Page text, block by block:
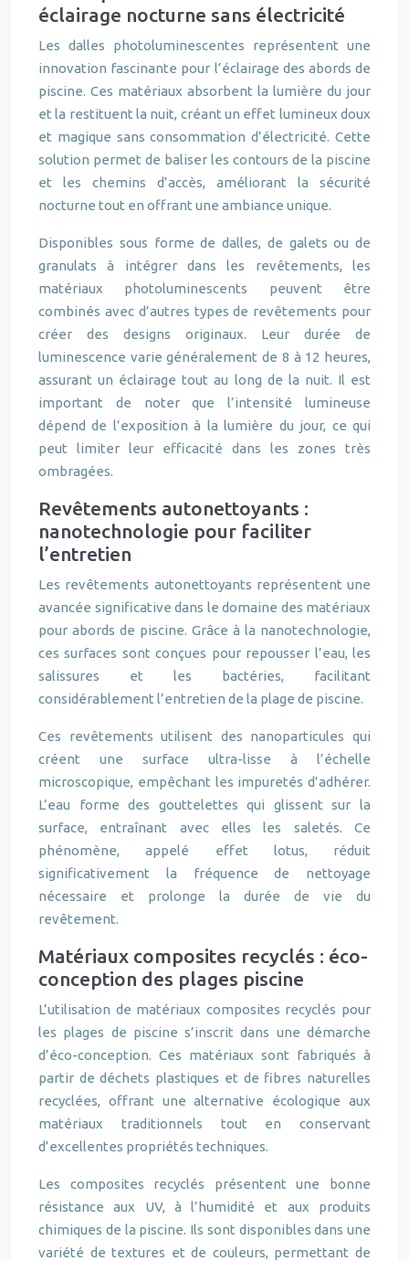
éclairage nocturne sans électricité
Les dalles photoluminescentes représentent une
innovation fascinante pour l’éclairage des abords de
piscine. Ces matériaux absorbent la lumière du jour
et la restituent la nuit, créant un effet lumineux doux
et magique sans consommation d’électricité. Cette
solution permet de baliser les contours de la piscine
et les chemins d’accès, améliorant la sécurité
nocturne tout en offrant une ambiance unique.
Disponibles sous forme de dalles, de galets ou de
granulats à intégrer dans les revêtements, les
matériaux photoluminescents peuvent être
combinés avec d’autres types de revêtements pour
créer des designs originaux. Leur durée de
luminescence varie généralement de 8 à 12 heures,
assurant un éclairage tout au long de la nuit. Il est
important de noter que l’intensité lumineuse
dépend de l’exposition à la lumière du jour, ce qui
peut limiter leur efficacité dans les zones très
ombragées.
Revêtements autonettoyants :
nanotechnologie pour faciliter
l’entretien
Les revêtements autonettoyants représentent une
avancée significative dans le domaine des matériaux
pour abords de piscine. Grâce à la nanotechnologie,
ces surfaces sont conçues pour repousser l’eau, les
salissures et les bactéries, facilitant
considérablement l’entretien de la plage de piscine.
Ces revêtements utilisent des nanoparticules qui
créent une surface ultra-lisse à l’échelle
microscopique, empêchant les impuretés d’adhérer.
L’eau forme des gouttelettes qui glissent sur la
surface, entraînant avec elles les saletés. Ce
phénomène, appelé effet lotus, réduit
significativement la fréquence de nettoyage
nécessaire et prolonge la durée de vie du
revêtement.
Matériaux composites recyclés : éco-
conception des plages piscine
L’utilisation de matériaux composites recyclés pour
les plages de piscine s’inscrit dans une démarche
d’éco-conception. Ces matériaux sont fabriqués à
partir de déchets plastiques et de fibres naturelles
recyclées, offrant une alternative écologique aux
matériaux traditionnels tout en conservant
d’excellentes propriétés techniques.
Les composites recyclés présentent une bonne
résistance aux UV, à l’humidité et aux produits
chimiques de la piscine. Ils sont disponibles dans une
variété de textures et de couleurs, permettant de